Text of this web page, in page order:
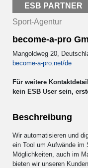
ESB PARTNER
Sport-Agentur
become-a-pro
Mangoldweg 20,
become-a-pro.net/de
Für weitere
kein ESB User sein,
Beschreibung
Wir automatisieren und
ein Tool um Aufwände im
Möglichkeiten, auch im
bieten wir unseren